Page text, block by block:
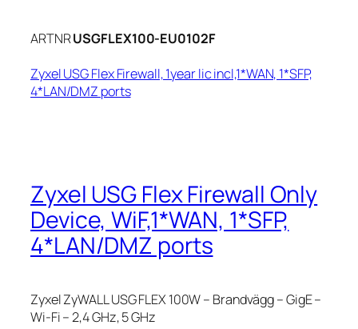
ARTNRUSGFLEX100-EU0102F
Zyxel USG Flex Firewall, 1year lic incl,1*WAN, 1*SFP,
4*LAN/DMZ ports
Zyxel USG Flex Firewall Only
Device, WiF,1*WAN, 1*SFP,
4*LAN/DMZ ports
Zyxel ZyWALL USG FLEX 100W – Brandvägg – GigE –
Wi-Fi – 2,4 GHz, 5 GHz